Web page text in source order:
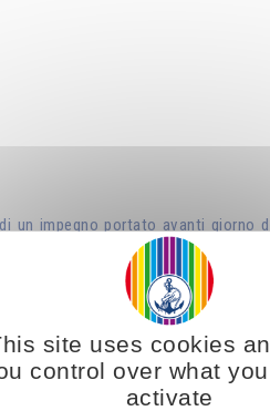
un impegno portato avanti
di Gesù: " Se avrete fede pari
poterlo fare in una sola volta.
la nostra fede, perché ci
la nostra fede
site uses cookies
control over what
activate